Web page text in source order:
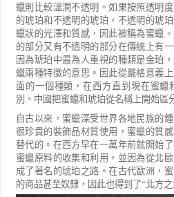
蠟則比較溫潤不透明。如果按照透明
的琥珀和不透明的琥珀，不透明的琥
蠟狀的光澤和質感，因此被稱為蜜蠟
的部分又有不透明的部分在傳統上有
因為琥珀中最為人重視的種類是金珀
蠟兩種特徵的意思。因此從嚴格意義
面的一個種類，在西方直到現在蜜蠟
別。中國把蜜蠟和琥珀從名稱上開始區
自古以來，蜜蠟深受世界各地民族的
很珍貴的裝飾品材質使用，蜜蠟的質
替代的。在西方早在一萬年前就開始
蜜蠟原料的收集和利用，並因為從北
成了著名的琥珀之路。在古代歐洲，
的商品甚至奴隸，因此也得到了“北方